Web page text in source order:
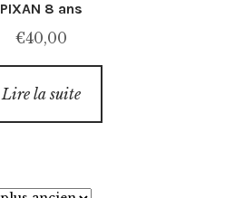
PIXAN 8 ans
€40,00
Lire la suite